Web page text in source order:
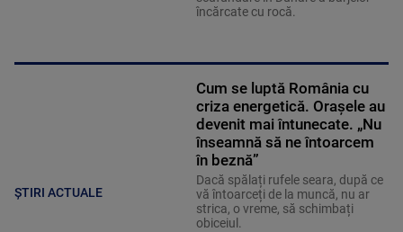
încărcate cu rocă.
ȘTIRI ACTUALE
Cum se luptă România cu
criza energetică. Orașele au
devenit mai întunecate. „Nu
înseamnă să ne întoarcem
în beznă”
Dacă spălați rufele seara, după ce
vă întoarceți de la muncă, nu ar
strica, o vreme, să schimbați
obiceiul.